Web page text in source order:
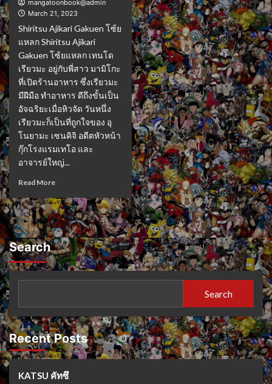
mangatoonbook@admin
March 21, 2023
Shiritsu Ajikari Gakuen โซ้ย
แหลก Shiritsu Ajikari
Gakuen โซ้ยแหลก เทนโด
เรียวมะ อยู่กับพี่สาว มามิโกะ
ที่เปิดร้านอาหาร ซึ่งเรียวมะ
มีฝีมือ ทำอาหาร ดีถึงขั้นเป็น
อัจฉริยะเมื่อหิวจัด วันหนึ่ง
เรียวมะก็เป็นที่ถูกใจของ อุ
โนยามะ เซนคิจิ อดีตหัวหน้า
กุ๊กโรงแรมเทโอ และ
อาจารย์ใหญ่...
Read More
Search
Search
Recent Posts
KATSU คัทซึ